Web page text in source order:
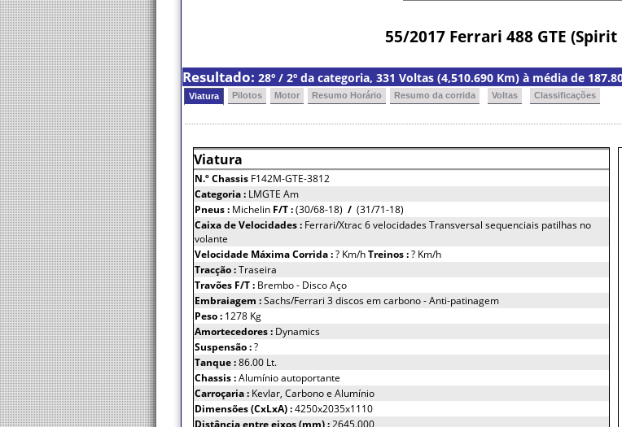
55/2017 Ferrari 488 GTE (Spirit
Resultado: 28º / 2º da categoria, 331 Voltas (4,510.690 Km) à média de
Viatura Pilotos Motor Resumo Horário Resumo da corrida Voltas Classificações
Viatura
N.º Chassis F142M-GTE-3812
Categoria : LMGTE Am
Pneus : Michelin F/T :(30/68-18) / (31/71-18)
Caixa de Velocidades : Ferrari/Xtrac 6 velocidades Transversal sequenciais patilhas no
volante
Velocidade Máxima Corrida :? Km/hTreinos :? Km/h
Tracção :Traseira
Travões F/T : Brembo - Disco Aço
Embraiagem :Sachs/Ferrari 3 discos em carbono - Anti-patinagem
Peso : 1278 Kg
Amortecedores : Dynamics
Suspensão :?
Tanque :86.00 Lt.
Chassis :Alumínio autoportante
Carroçaria : Kevlar, Carbono e Alumínio
Dimensões (CxLxA) :4250x2035x1110
Distância entre eixos (mm) : 2645.000